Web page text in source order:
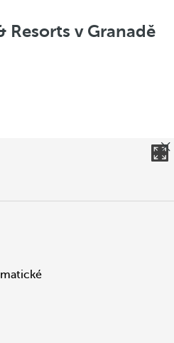
Resorts v Granadě